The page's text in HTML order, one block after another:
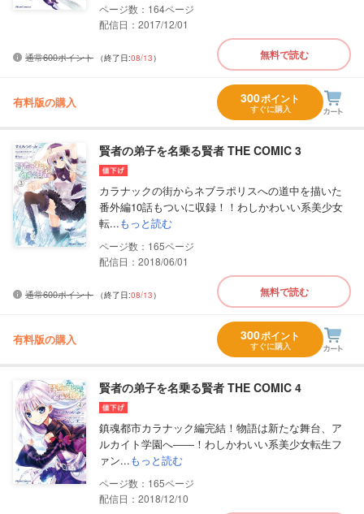
164
配信日：2017/12/01
通常600ポイント （終了日:08/13） 無料で読む
有料版の購入 300ポイント
すぐに購入
賢者の弟子を名乗る賢者 THE COMIC 3
カラナックの街からネブラポリスへの道中を描いた
番外編10話もついに収録！！わしかわいい系美少女
転...もっと読む
165
配信日：2018/06/01
通常600ポイント （終了日:08/13） 無料で読む
有料版の購入 300ポイント
すぐに購入
賢者の弟子を名乗る賢者 THE COMIC 4
鎮魂都市カラナック編完結！物語は新たな舞台、ア
ルカイト学園へ――！わしかわいい系美少女転生フ
ァン...もっと読む
165
配信日：2018/12/10